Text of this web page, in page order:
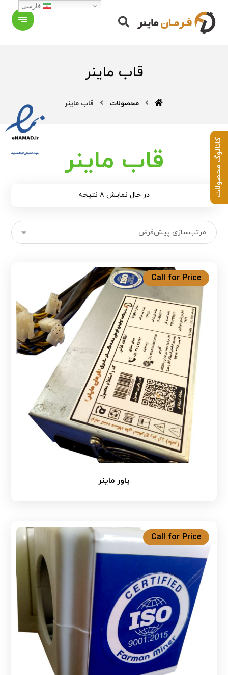
قاب ماینر
محصولات قاب ماینر
قاب ماینر
در حال نمایش 8 نتیجه
پاور ماینر
Call for Price
Call for Price
فارسی
کاتالوگ محصولات